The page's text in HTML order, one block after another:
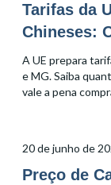
Tarifas da
Chineses:
A UE prepara
e MG. Saiba
vale a pena
20 de junho de
Preço de